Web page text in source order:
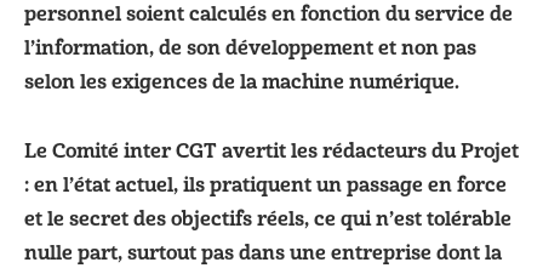
personnel soient calculés en fonction du service de
l’information, de son développement et non pas
selon les exigences de la machine numérique.
Le Comité inter CGT avertit les rédacteurs du Projet
: en l’état actuel, ils pratiquent un passage en force
et le secret des objectifs réels, ce qui n’est tolérable
nulle part, surtout pas dans une entreprise dont la